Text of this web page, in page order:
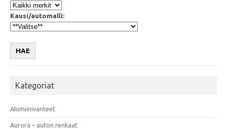
Kausi/automalli:
HAE
Kategoriat
Alumiinivanteet
Aurora – auton renkaat